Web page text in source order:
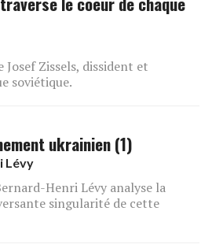
Josef Zissels, dissident et
soviétique.
ukrainien (1)
Lévy
Henri Lévy analyse la
singularité de cette